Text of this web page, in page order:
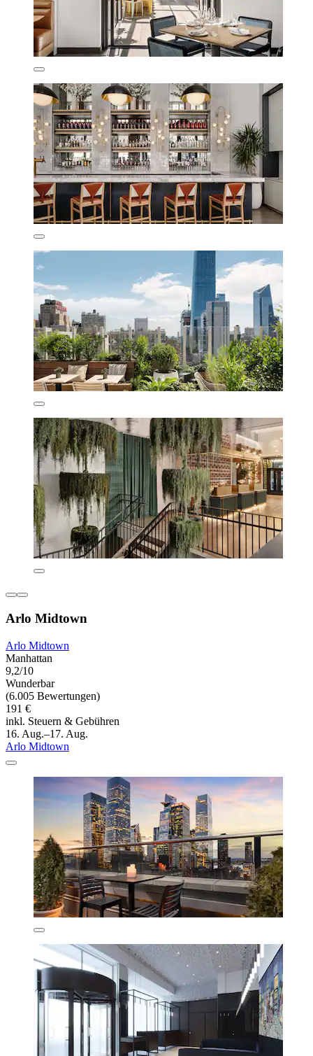
Arlo Midtown
Arlo Midtown
Manhattan
9,2/10
Wunderbar
(6.005 Bewertungen)
191 €
inkl. Steuern & Gebühren
16. Aug.–17. Aug.
Arlo Midtown